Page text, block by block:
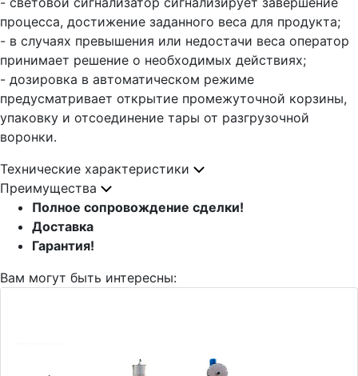
процесса, достижение заданного веса для продукта;
- в случаях превышения или недостачи веса оператор
принимает решение о необходимых действиях;
- дозировка в автоматическом режиме
предусматривает открытие промежуточной корзины,
упаковку и отсоединение тары от разгрузочной
воронки.
Технические характеристики
Преимущества
Полное сопровождение сделки!
Доставка
Гарантия!
Вам могут быть интересны: